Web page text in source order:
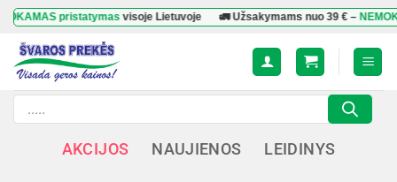
Skip
content
pristatymasvisoje Lietuvoje 🚛 Užsakymams nuo39 €–
Products
search
AKCIJOS NAUJIENOS LEIDINYS